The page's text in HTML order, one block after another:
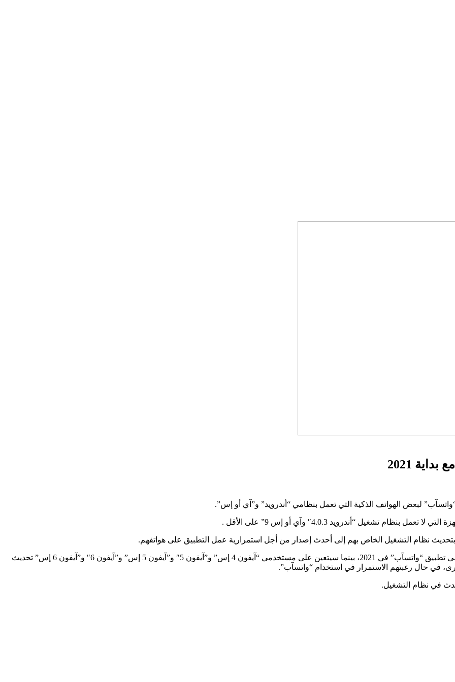
2021
“أندرويد 4.0.3″ وآي أو إس 9” على الأقل .
نظام التشغيل الخاص بهم إلى أحدث إصدار من أجل استمرارية عمل التطبيق على هواتفهم.
أما بالنسبة إلى هواتف “آيفون” لن تحتوي الطرازات حتى “آيفون 4” على تطبيق “واتسآب” في 2021، بينما سيتعين على مستخدمي “آيفون 4 إس” و”آيفون 5″ و”آيفون 5 إس” و”آيفون 6″ و”آيفون 6 إس” تحديث
في نظام التشغيل.